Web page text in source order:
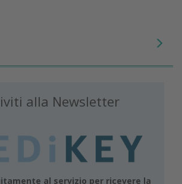
alla Newsletter
al servizio per ricevere la